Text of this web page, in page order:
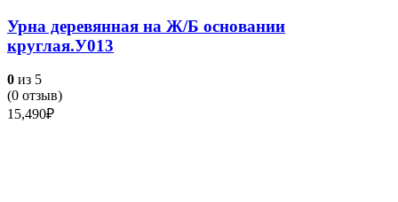
Урна деревянная на Ж/Б основании
круглая.У013
0 из 5
(0 отзыв)
15,490₽